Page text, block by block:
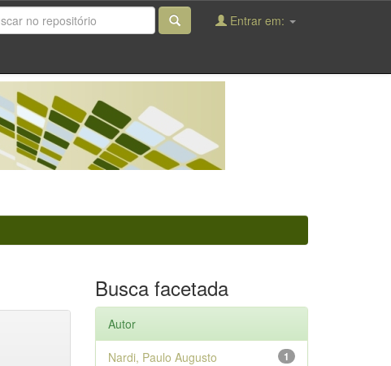
Entrar em:
Busca facetada
Autor
1
Nardi, Paulo Augusto